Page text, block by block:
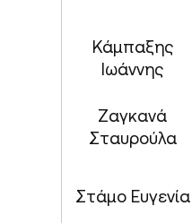
Κάμπαξης
Ιωάννης
Ζαγκανά
Σταυρούλα
Στάμο Ευγενία